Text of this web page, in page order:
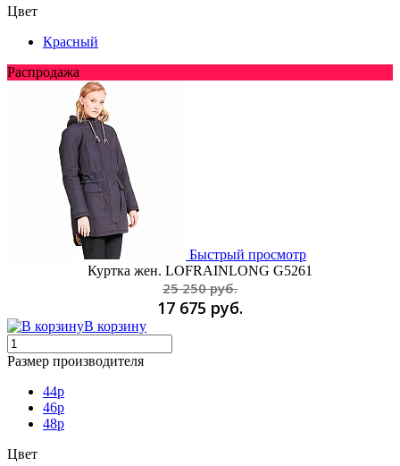
Цвет
Красный
Распродажа
Быстрый просмотр
Куртка жен. LOFRAINLONG G5261
25 250 руб.
17 675 руб.
В корзину
Размер производителя
44p
46p
48p
Цвет